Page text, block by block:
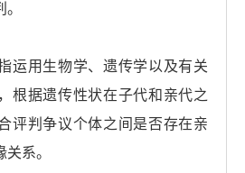
用生物学、遗传学以及有关
根据遗传性状在子代和亲代之
评判争议个体之间是否存在亲
系。